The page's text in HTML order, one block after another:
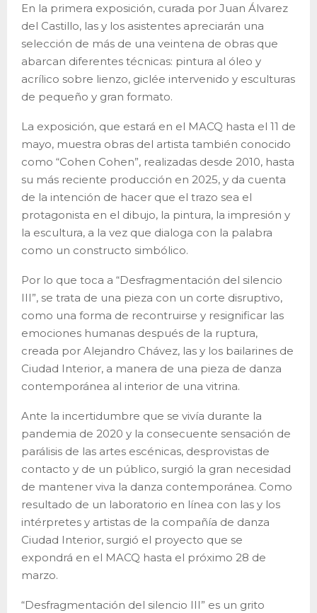
En la primera exposición, curada por Juan Álvarez
del Castillo, las y los asistentes apreciarán una
selección de más de una veintena de obras que
abarcan diferentes técnicas: pintura al óleo y
acrílico sobre lienzo, giclée intervenido y esculturas
de pequeño y gran formato.
La exposición, que estará en el MACQ hasta el 11 de
mayo, muestra obras del artista también conocido
como “Cohen Cohen”, realizadas desde 2010, hasta
su más reciente producción en 2025, y da cuenta
de la intención de hacer que el trazo sea el
protagonista en el dibujo, la pintura, la impresión y
la escultura, a la vez que dialoga con la palabra
como un constructo simbólico.
Por lo que toca a “Desfragmentación del silencio
III”, se trata de una pieza con un corte disruptivo,
como una forma de recontruirse y resignificar las
emociones humanas después de la ruptura,
creada por Alejandro Chávez, las y los bailarines de
Ciudad Interior, a manera de una pieza de danza
contemporánea al interior de una vitrina.
Ante la incertidumbre que se vivía durante la
pandemia de 2020 y la consecuente sensación de
parálisis de las artes escénicas, desprovistas de
contacto y de un público, surgió la gran necesidad
de mantener viva la danza contemporánea. Como
resultado de un laboratorio en línea con las y los
intérpretes y artistas de la compañía de danza
Ciudad Interior, surgió el proyecto que se
expondrá en el MACQ hasta el próximo 28 de
marzo.
“Desfragmentación del silencio III” es un grito